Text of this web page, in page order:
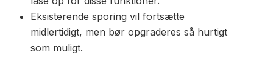
Eksisterende sporing vil fortsætte
midlertidigt, men bør opgraderes så hurtigt
som muligt.